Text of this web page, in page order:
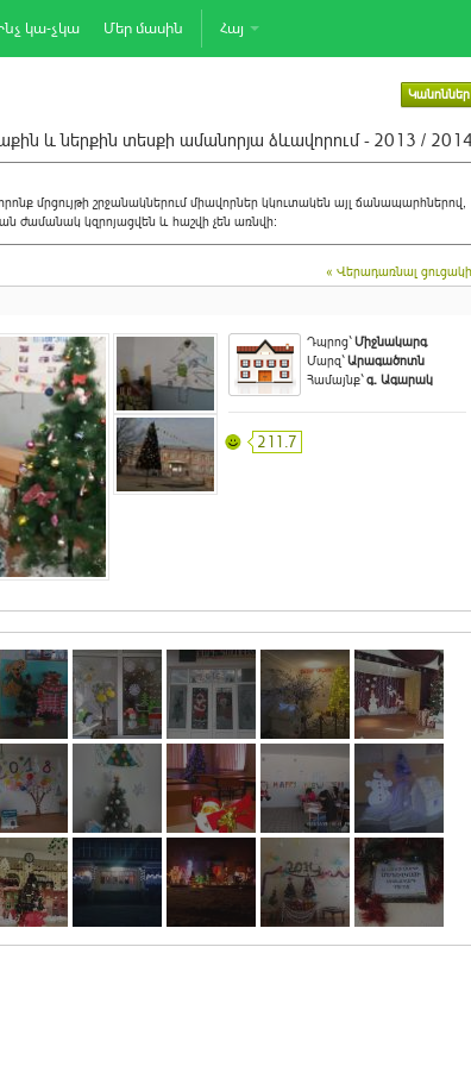
կա-չկա Մեր մասին Հայ
Կանոններ
և ներքին տեսքի ամանորյա ձևավորում - 2013 / 2014
մրցույթի շրջանակներում միավորներ կկուտակեն այլ ճանապարհներով,
ժամանակ կզրոյացվեն և հաշվի չեն առնվի:
« Վերադառնալ
Դպրոց`Միջնակարգ
Մարզ`Արագածոտն
Համայնք`գ. Ագարակ
211.7